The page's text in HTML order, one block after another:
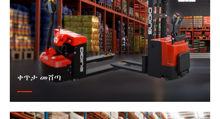
ቀጥታ መሸጣ